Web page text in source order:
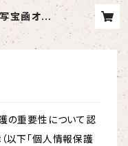
宝凾オンラ
の重要性について認
以下「個人情報保護